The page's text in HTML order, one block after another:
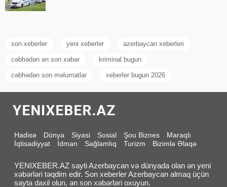
son xeberler yeni xeberler azerbaycan xeberleri
cəbhədən ən son xəbər kriminal bugun
cəbhədən son məlumatlar xeberler bugun 2026
Hadisə Dünya Siyasi Sosial Şou Biznes
Maraqlı
İqtisadiyyat
İdman Sağlamlıq Turizm Bizimlə Əlaqə
YENIXEBER.AZ sayti Azerbaycan və dünyada olan ən yeni
xəbərləri təqdim edir. Son xeberler Azerbaycan almaq üçün
sayta daxil olun, ən son xəbərləri oxuyun.